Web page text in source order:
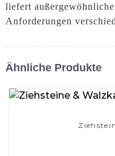
liefert
Anforderungen
Ähnliche Produkte